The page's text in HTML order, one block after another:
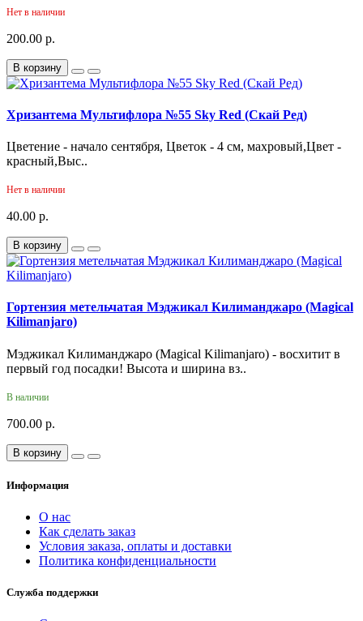
Нет в наличии
200.00 р.
В корзину
Хризантема Мультифлора №55 Sky Red (Скай Ред)
Цветение - начало сентября, Цветок - 4 см, махровый,Цвет -
красный,Выс..
Нет в наличии
40.00 р.
В корзину
Гортензия метельчатая Мэджикал Килиманджаро (Magical
Kilimanjaro)
Мэджикал Килиманджаро (Magical Kilimanjaro) - восхитит в
первый год посадки! Высота и ширина вз..
В наличии
700.00 р.
В корзину
Информация
О нас
Как сделать заказ
Условия заказа, оплаты и доставки
Политика конфиденциальности
Служба поддержки